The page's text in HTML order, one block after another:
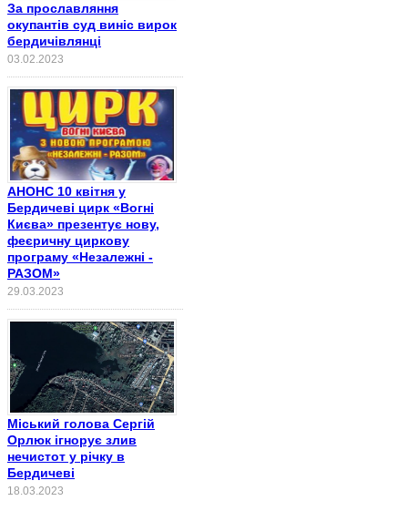
За прославляння
окупантів суд виніс вирок
бердичівлянці
03.02.2023
АНОНС 10 квітня у
Бердичеві цирк «Вогні
Києва» презентує нову,
феєричну циркову
програму «Незалежні -
РАЗОМ»
29.03.2023
Міський голова Сергій
Орлюк ігнорує злив
нечистот у річку в
Бердичеві
18.03.2023